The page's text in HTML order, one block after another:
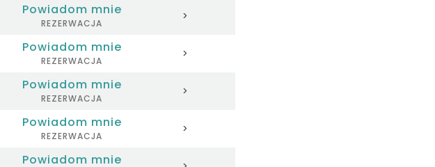
Powiadom mnie
REZERWACJA
>
Powiadom mnie
REZERWACJA
>
Powiadom mnie
REZERWACJA
>
Powiadom mnie
REZERWACJA
>
Powiadom mnie